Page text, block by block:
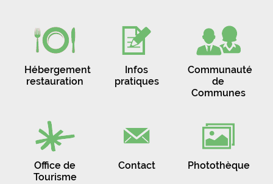
Hébergement
restauration
Infos
pratiques
Communauté
de
Communes
Office de
Tourisme
Contact Photothèque